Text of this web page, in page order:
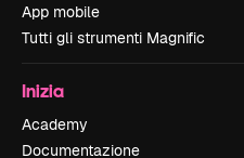
App mobile
Tutti gli strumenti Magnific
Inizia
Academy
Documentazione